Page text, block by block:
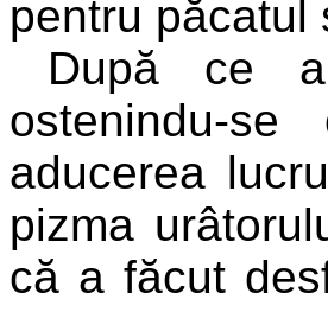
pentru păcatul
După ce
ostenindu-
aducerea
pizma
că a făcut